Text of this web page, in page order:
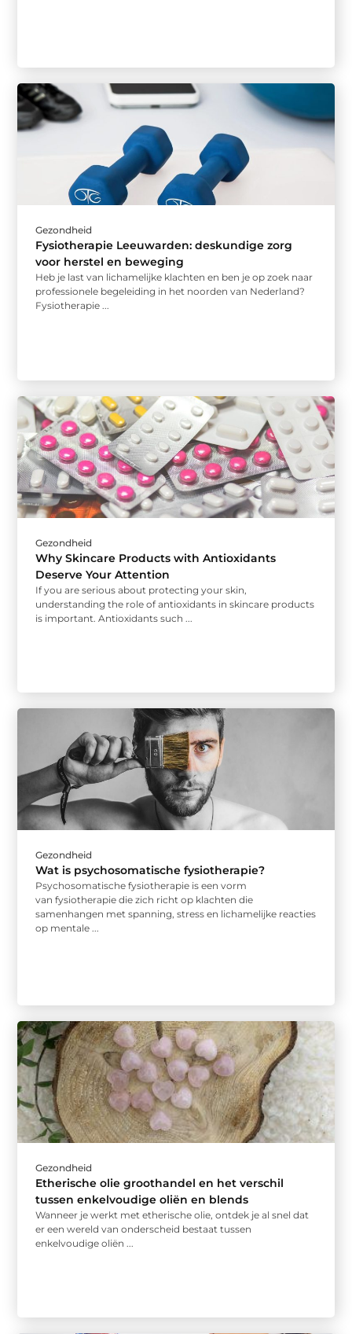
Gezondheid
Fysiotherapie Leeuwarden: deskundige zorg
voor herstel en beweging
Heb je last van lichamelijke klachten en ben je op zoek naar
professionele begeleiding in het noorden van Nederland?
Fysiotherapie ...
Gezondheid
Why Skincare Products with Antioxidants
Deserve Your Attention
If you are serious about protecting your skin,
understanding the role of antioxidants in skincare products
is important. Antioxidants such ...
Gezondheid
Wat is psychosomatische fysiotherapie?
Psychosomatische fysiotherapie is een vorm
van fysiotherapie die zich richt op klachten die
samenhangen met spanning, stress en lichamelijke reacties
op mentale ...
Gezondheid
Etherische olie groothandel en het verschil
tussen enkelvoudige oliën en blends
Wanneer je werkt met etherische olie, ontdek je al snel dat
er een wereld van onderscheid bestaat tussen
enkelvoudige oliën ...